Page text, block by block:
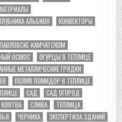
АЛЬБИОН
КОНВЕКТОРЫ
КАМЧАТСКОМ
ОСМОС
ОГУРЦЫ В ТЕПЛИЦЕ
МЕТАЛЛИЧЕСКИЕ ГРЯДКИ
ПОЛИВ ПОМИДОР В ТЕПЛИЦЕ
САД
САД ОГОРОД
СЛИВА
ТЕПЛИЦА
ЧЕРНИКА
ЭКСПЕРТИЗА ЗДАНИЙ